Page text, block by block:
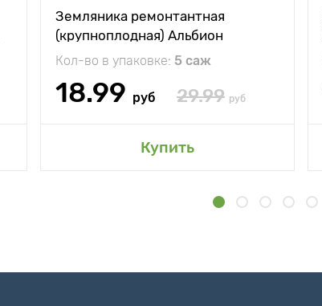
Земляника ремонтантная
(крупноплодная) Альбион
Кол-во в упаковке: 5 саж
18.99 руб 29.99 руб
Купить